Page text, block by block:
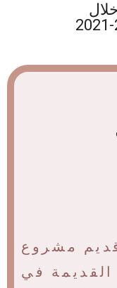
مشروع
القديمة في